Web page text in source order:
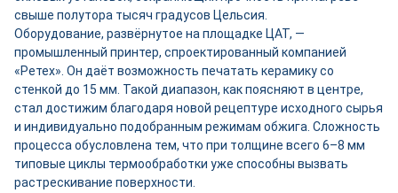
свыше полутора тысяч градусов Цельсия.
Оборудование, развёрнутое на площадке ЦАТ, —
промышленный принтер, спроектированный компанией
«Ретех». Он даёт возможность печатать керамику со
стенкой до 15 мм. Такой диапазон, как поясняют в центре,
стал достижим благодаря новой рецептуре исходного сырья
и индивидуально подобранным режимам обжига. Сложность
процесса обусловлена тем, что при толщине всего 6–8 мм
типовые циклы термообработки уже способны вызвать
растрескивание поверхности.